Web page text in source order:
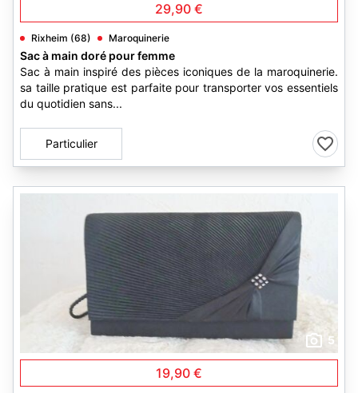
29,90 €
Rixheim (68) Maroquinerie
Sac à main doré pour femme
Sac à main inspiré des pièces iconiques de la maroquinerie.
sa taille pratique est parfaite pour transporter vos essentiels
du quotidien sans...
Particulier
5
19,90 €